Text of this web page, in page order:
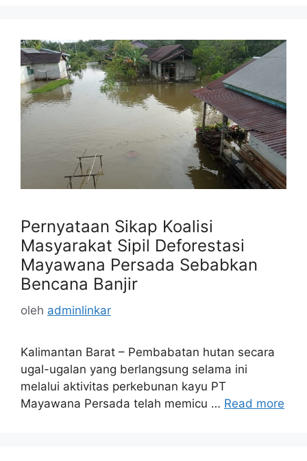
Pernyataan Sikap Koalisi
Masyarakat Sipil Deforestasi
Mayawana Persada Sebabkan
Bencana Banjir
oleh adminlinkar
Kalimantan Barat – Pembabatan hutan secara
ugal-ugalan yang berlangsung selama ini
melalui aktivitas perkebunan kayu PT
Mayawana Persada telah memicu … Read more